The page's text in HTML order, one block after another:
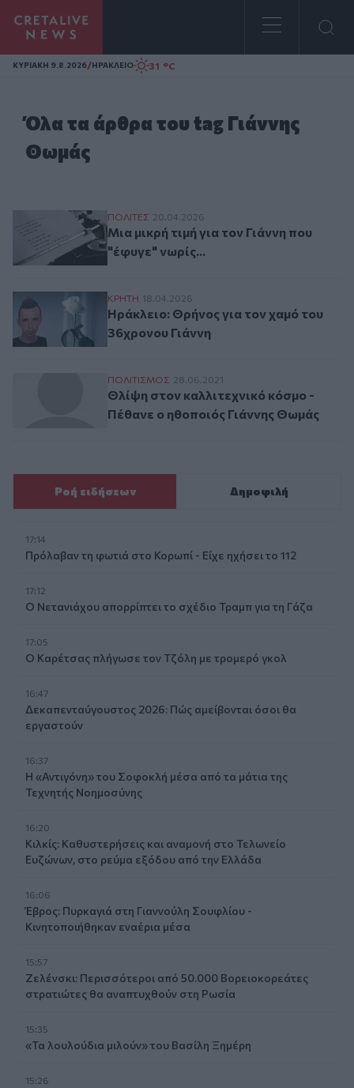
Homepage
ΚΥΡΙΑΚΗ 9.8.2026/ΗΡΑΚΛΕΙΟ 31 °C
Όλα τα άρθρα του tag Γιάννης
Θωμάς
Μια μικρή τιμή για τον Γιάννη που "έφυγε"
ΠΟΛΙΤΕΣ 20.04.2026
Μια μικρή τιμή για τον Γιάννη που
"έφυγε" νωρίς...
Ηράκλειο: Θρήνος για τον χαμό του
ΚΡΗΤΗ 18.04.2026
Ηράκλειο: Θρήνος για τον χαμό του
36χρονου Γιάννη
Θλίψη στον καλλιτεχνικό κόσμο -
ΠΟΛΙΤΙΣΜΟΣ 28.06.2021
Θλίψη στον καλλιτεχνικό κόσμο -
Πέθανε ο ηθοποιός Γιάννης Θωμάς
Ροή ειδήσεων Δημοφιλή
17:14
Πρόλαβαν τη φωτιά στο Κορωπί - Είχε ηχήσει το 112
17:12
Ο Νετανιάχου απορρίπτει το σχέδιο Τραμπ για τη Γάζα
17:05
Ο Καρέτσας πλήγωσε τον Τζόλη με τρομερό γκολ
16:47
Δεκαπενταύγουστος 2026: Πώς αμείβονται όσοι θα
εργαστούν
16:37
Η «Αντιγόνη» του Σοφοκλή μέσα από τα μάτια της
Τεχνητής Νοημοσύνης
16:20
Κιλκίς: Καθυστερήσεις και αναμονή στο Τελωνείο
Ευζώνων, στο ρεύμα εξόδου από την Ελλάδα
16:06
Έβρος: Πυρκαγιά στη Γιαννούλη Σουφλίου -
Κινητοποιήθηκαν εναέρια μέσα
15:57
Ζελένσκι: Περισσότεροι από 50.000 Βορειοκορεάτες
στρατιώτες θα αναπτυχθούν στη Ρωσία
15:35
«Τα λουλούδια μιλούν» του Βασίλη Ξημέρη
15:26